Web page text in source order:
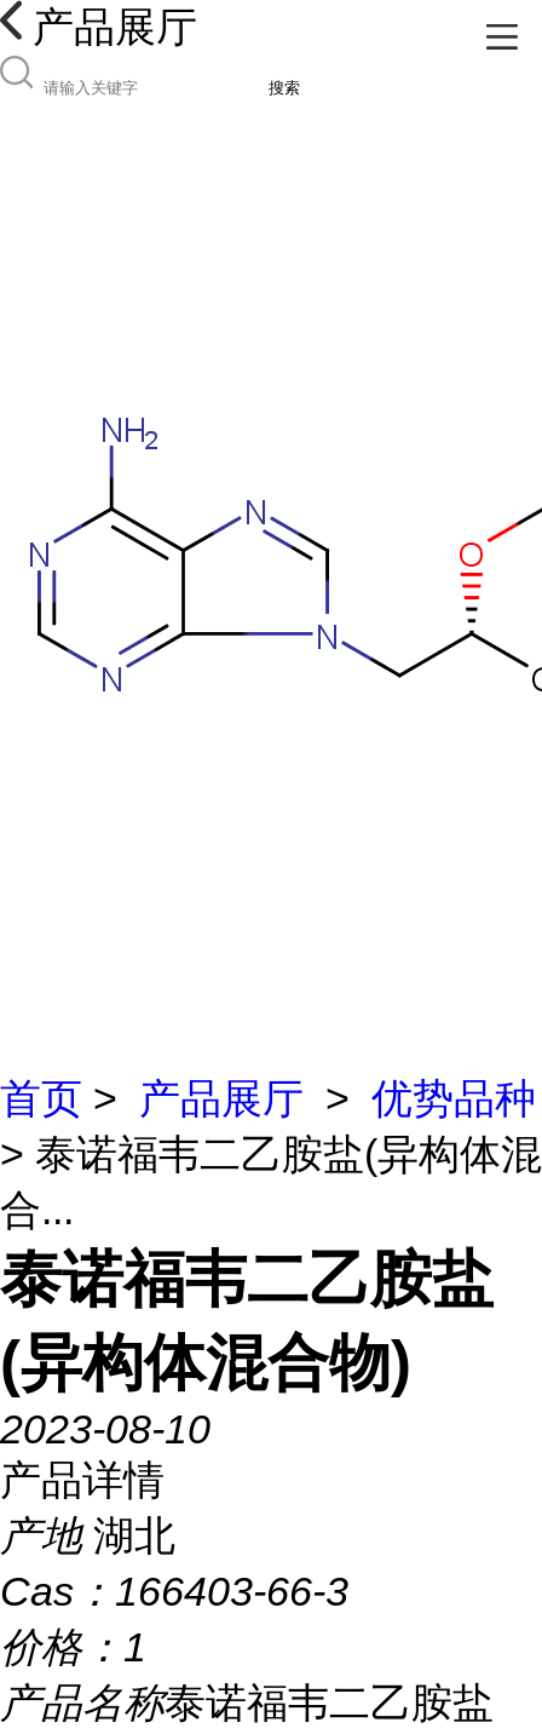
产品展厅
搜索
首页 > 产品展厅 > 优势品种
> 泰诺福韦二乙胺盐(异构体混
合...
泰诺福韦二乙胺盐
(异构体混合物)
2023-08-10
产品详情
产地 湖北
Cas： 166403-66-3
价格： 1
产品名称泰诺福韦二乙胺盐